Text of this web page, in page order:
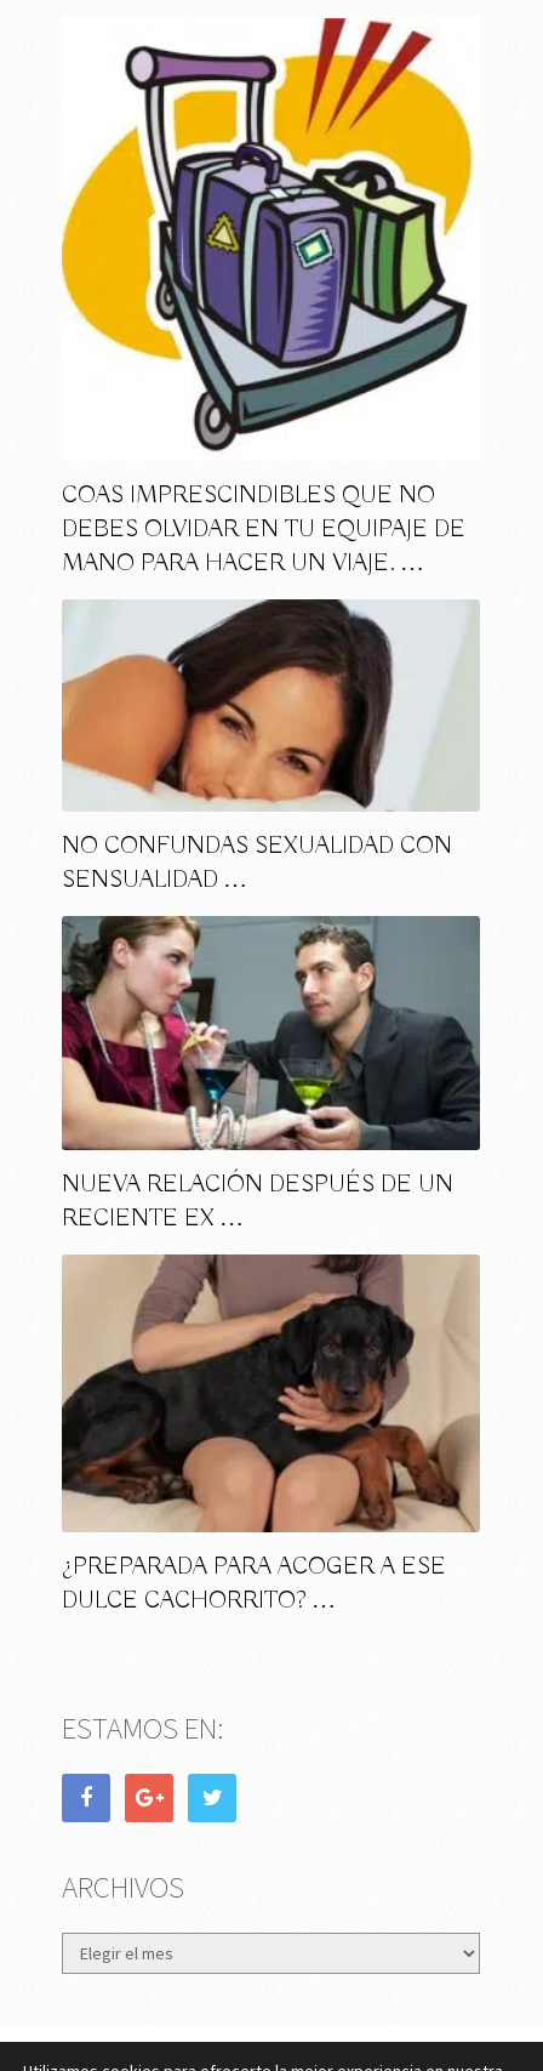
COAS IMPRESCINDIBLES QUE NO
DEBES OLVIDAR EN TU EQUIPAJE DE
MANO PARA HACER UN VIAJE. …
NO CONFUNDAS SEXUALIDAD CON
SENSUALIDAD …
NUEVA RELACIÓN DESPUÉS DE UN
RECIENTE EX …
¿PREPARADA PARA ACOGER A ESE
DULCE CACHORRITO? …
ESTAMOS EN:
ARCHIVOS
Archivos